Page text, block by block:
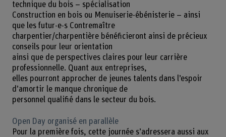
technique du bois – spécialisation
Construction en bois ou Menuiserie-ébénisterie – ainsi
que les futur-e-s Contremaître
charpentier/charpentière bénéficieront ainsi de précieux
conseils pour leur orientation
ainsi que de perspectives claires pour leur carrière
professionnelle. Quant aux entreprises,
elles pourront approcher de jeunes talents dans l’espoir
d’amortir le manque chronique de
personnel qualifié dans le secteur du bois.
Open Day organisé en parallèle
Pour la première fois, cette journée s’adressera aussi aux